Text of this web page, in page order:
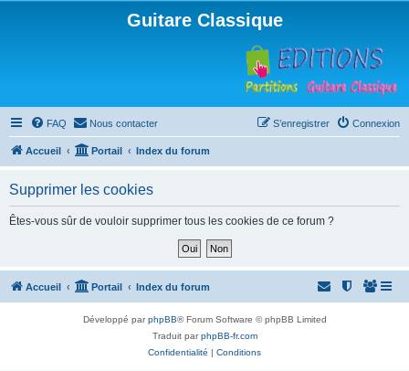
Guitare Classique
FAQ Nous contacter Connexion
S’enregistrer
Accueil Portail Index du forum
Supprimer les cookies
Êtes-vous sûr de vouloir supprimer tous les cookies de ce forum ?
Accueil Portail Index du forum
Développé parphpBB® Forum Software © phpBB Limited
Traduit parphpBB-fr.com
Confidentialité | Conditions